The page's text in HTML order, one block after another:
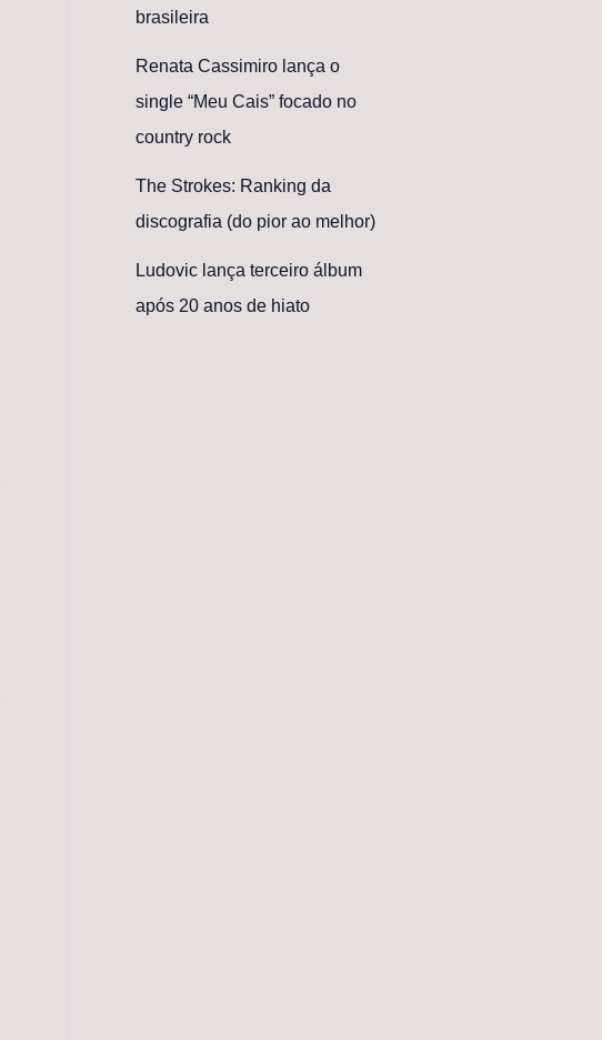
brasileira
Renata Cassimiro lança o
single “Meu Cais” focado no
country rock
The Strokes: Ranking da
discografia (do pior ao melhor)
Ludovic lança terceiro álbum
após 20 anos de hiato